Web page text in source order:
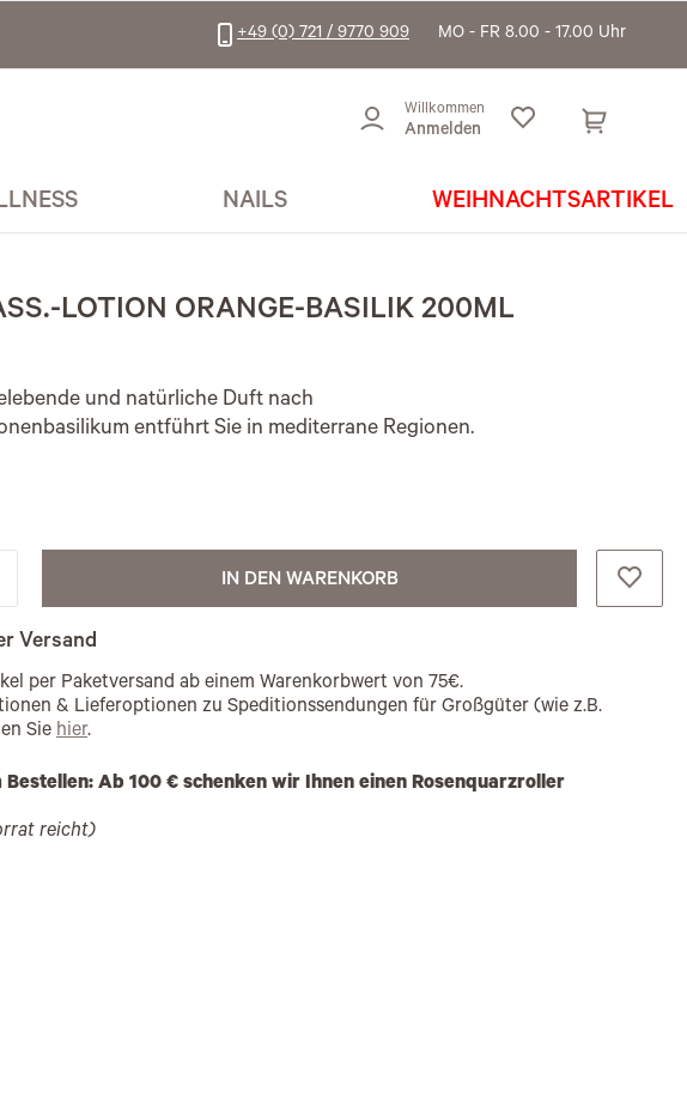
+49 (0) 721 / 9770 909 MO - FR 8.00 - 17.00 Uhr
Willkommen
Anmelden
NAILS WEIHNACHTSARTIKEL
LOTION ORANGE-BASILIK 200ML
und natürliche Duft nach
entführt Sie in mediterrane Regionen.
IN DEN WARENKORB
Versand
per Paketversand ab einem Warenkorbwert von 75€.
& Lieferoptionen zu Speditionssendungen für Großgüter (wie z.B.
Sie hier.
Ab 100 € schenken wir Ihnen einen Rosenquarzroller
reicht)